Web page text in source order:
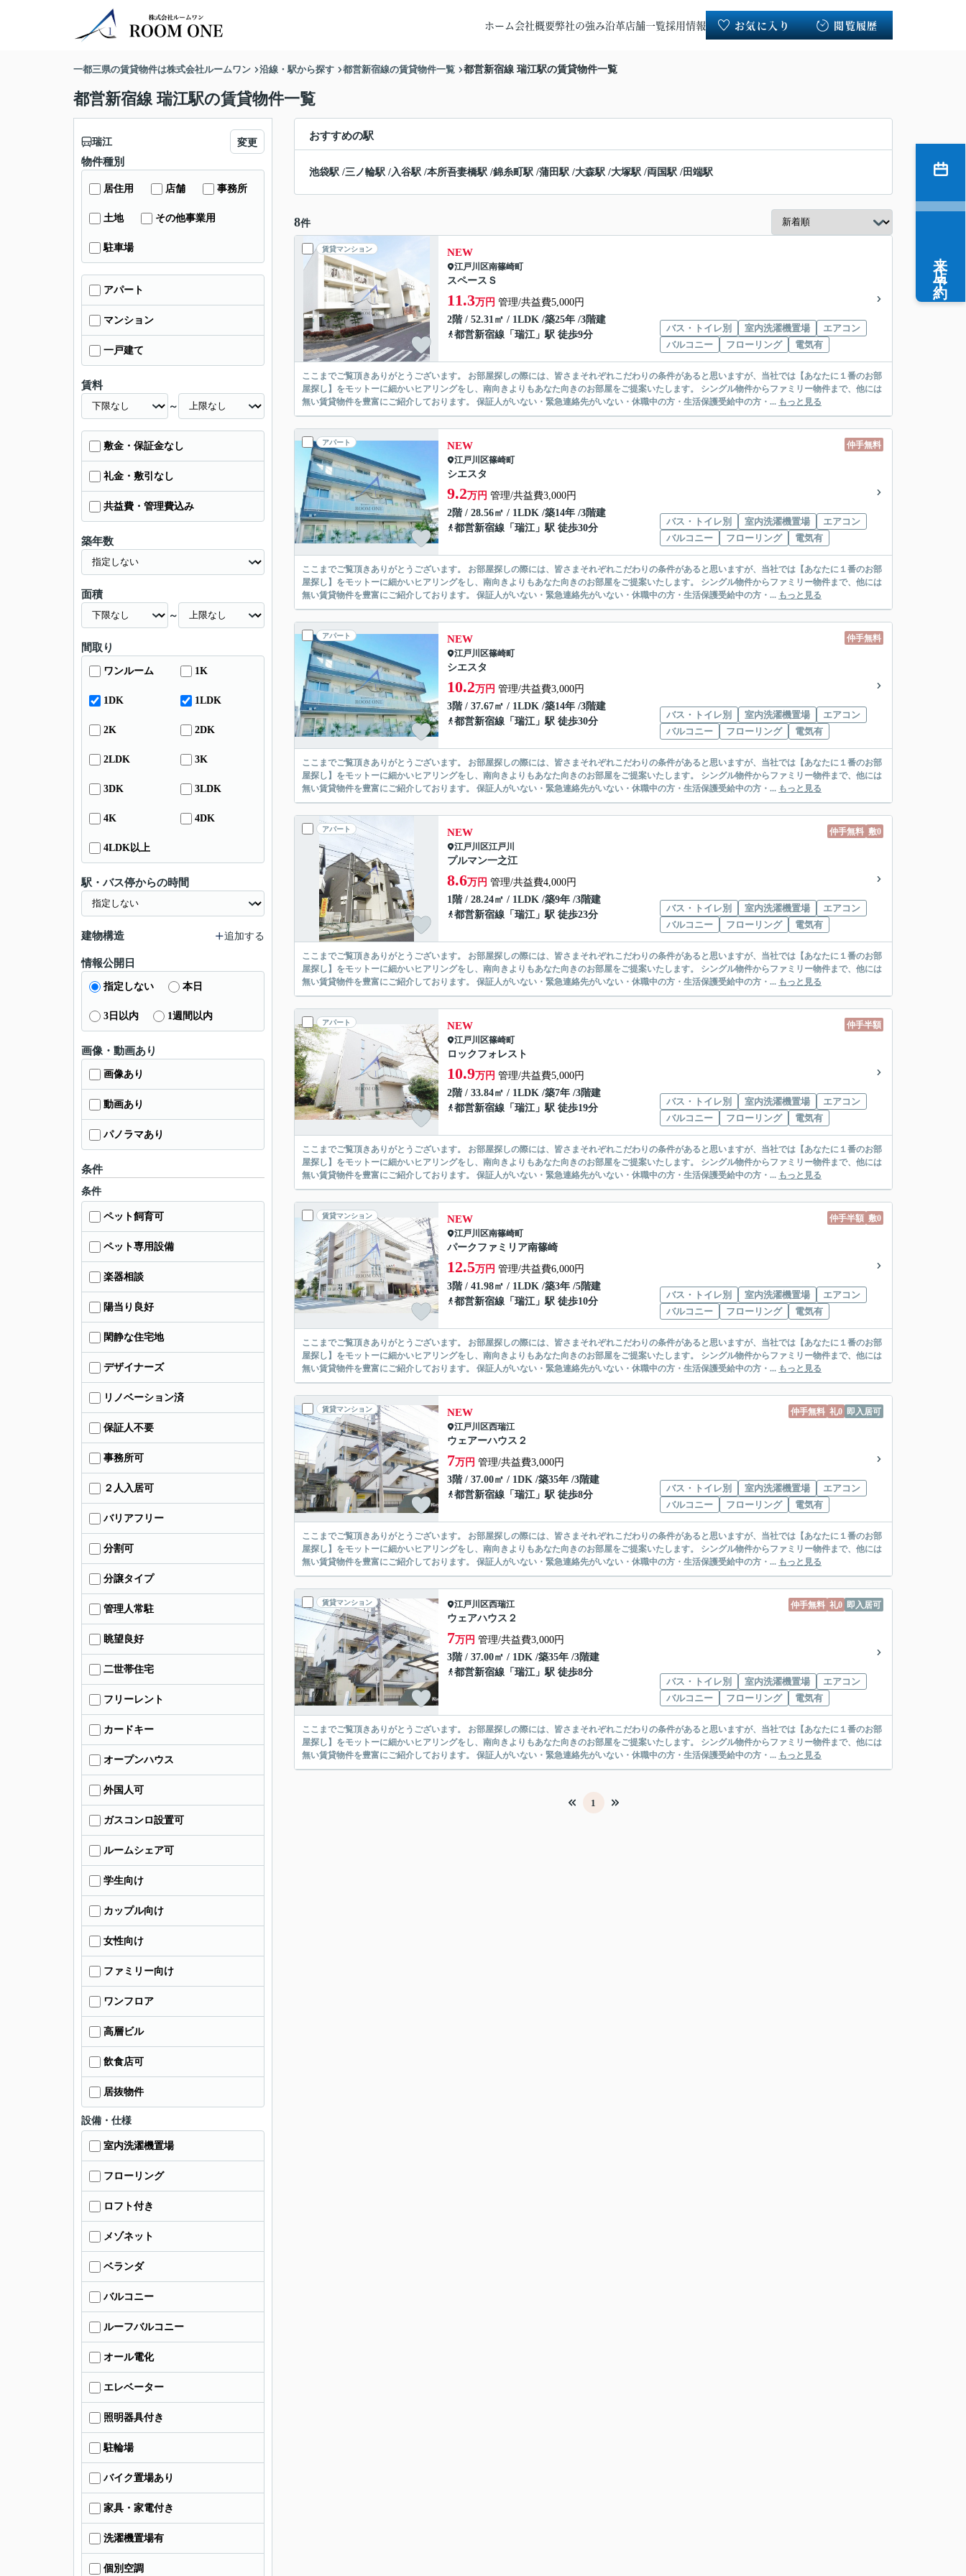
ホーム会社概要弊社の強み沿革店舗一覧採用情報 お気に入り 閲覧履歴
一都三県の賃貸物件は株式会社ルームワン 沿線・駅から探す 都営新宿線の賃貸物件一覧 都営新宿線 瑞江駅の賃貸物件一覧
都営新宿線 瑞江駅の賃貸物件一覧
おすすめの駅
池袋駅 /三ノ輪駅 /入谷駅 /本所吾妻橋駅 /錦糸町駅 /蒲田駅 /大森駅 /大塚駅 /両国駅 /田端駅
8件
賃貸マンション NEW
江戸川区南篠崎町
スペースＳ
11.3万円 管理/共益費5,000円
2階 / 52.31㎡ / 1LDK /築25年 /3階建
都営新宿線 「 瑞江」駅 徒歩9分
バス・トイレ別 室内洗濯機置場
エアコン
バルコニー
フローリング 電気有
ここまでご覧頂きありがとうございます。 お部屋探しの際には、皆さまそれぞれこだわりの条件があると思いますが、当社では【あなたに１番のお部
屋探し】をモットーに細かいヒアリングをし、南向きよりもあなた向きのお部屋をご提案いたします。 シングル物件からファミリー物件まで、他には
無い賃貸物件を豊富にご紹介しております。 保証人がいない・緊急連絡先がいない・休職中の方・生活保護受給中の方・... もっと見る
アパート 仲手無料
NEW
江戸川区篠崎町
シエスタ
9.2万円 管理/共益費3,000円
2階 / 28.56㎡ / 1LDK /築14年 /3階建
都営新宿線 「 瑞江」駅 徒歩30分
バス・トイレ別 室内洗濯機置場
エアコン
バルコニー
フローリング 電気有
ここまでご覧頂きありがとうございます。 お部屋探しの際には、皆さまそれぞれこだわりの条件があると思いますが、当社では【あなたに１番のお部
屋探し】をモットーに細かいヒアリングをし、南向きよりもあなた向きのお部屋をご提案いたします。 シングル物件からファミリー物件まで、他には
無い賃貸物件を豊富にご紹介しております。 保証人がいない・緊急連絡先がいない・休職中の方・生活保護受給中の方・... もっと見る
アパート 仲手無料
NEW
江戸川区篠崎町
シエスタ
10.2万円 管理/共益費3,000円
3階 / 37.67㎡ / 1LDK /築14年 /3階建
都営新宿線 「 瑞江」駅 徒歩30分
バス・トイレ別 室内洗濯機置場
エアコン
バルコニー
フローリング 電気有
ここまでご覧頂きありがとうございます。 お部屋探しの際には、皆さまそれぞれこだわりの条件があると思いますが、当社では【あなたに１番のお部
屋探し】をモットーに細かいヒアリングをし、南向きよりもあなた向きのお部屋をご提案いたします。 シングル物件からファミリー物件まで、他には
無い賃貸物件を豊富にご紹介しております。 保証人がいない・緊急連絡先がいない・休職中の方・生活保護受給中の方・... もっと見る
アパート 仲手無料 敷0
NEW
江戸川区江戸川
プルマン一之江
8.6万円 管理/共益費4,000円
1階 / 28.24㎡ / 1LDK /築9年 /3階建
都営新宿線 「 瑞江」駅 徒歩23分
バス・トイレ別 室内洗濯機置場
エアコン
バルコニー
フローリング 電気有
ここまでご覧頂きありがとうございます。 お部屋探しの際には、皆さまそれぞれこだわりの条件があると思いますが、当社では【あなたに１番のお部
屋探し】をモットーに細かいヒアリングをし、南向きよりもあなた向きのお部屋をご提案いたします。 シングル物件からファミリー物件まで、他には
無い賃貸物件を豊富にご紹介しております。 保証人がいない・緊急連絡先がいない・休職中の方・生活保護受給中の方・... もっと見る
アパート 仲手半額
NEW
江戸川区篠崎町
ロックフォレスト
10.9万円 管理/共益費5,000円
2階 / 33.84㎡ / 1LDK /築7年 /3階建
都営新宿線 「 瑞江」駅 徒歩19分
バス・トイレ別 室内洗濯機置場
エアコン
バルコニー
フローリング 電気有
ここまでご覧頂きありがとうございます。 お部屋探しの際には、皆さまそれぞれこだわりの条件があると思いますが、当社では【あなたに１番のお部
屋探し】をモットーに細かいヒアリングをし、南向きよりもあなた向きのお部屋をご提案いたします。 シングル物件からファミリー物件まで、他には
無い賃貸物件を豊富にご紹介しております。 保証人がいない・緊急連絡先がいない・休職中の方・生活保護受給中の方・... もっと見る
賃貸マンション 仲手半額 敷0
NEW
江戸川区南篠崎町
パークファミリア南篠崎
12.5万円 管理/共益費6,000円
3階 / 41.98㎡ / 1LDK /築3年 /5階建
都営新宿線 「 瑞江」駅 徒歩10分
バス・トイレ別 室内洗濯機置場
エアコン
バルコニー
フローリング 電気有
ここまでご覧頂きありがとうございます。 お部屋探しの際には、皆さまそれぞれこだわりの条件があると思いますが、当社では【あなたに１番のお部
屋探し】をモットーに細かいヒアリングをし、南向きよりもあなた向きのお部屋をご提案いたします。 シングル物件からファミリー物件まで、他には
無い賃貸物件を豊富にご紹介しております。 保証人がいない・緊急連絡先がいない・休職中の方・生活保護受給中の方・... もっと見る
賃貸マンション 仲手無料 礼0 即入居可
NEW
江戸川区西瑞江
ウェアーハウス２
7万円 管理/共益費3,000円
3階 / 37.00㎡ / 1DK /築35年 /3階建
都営新宿線 「 瑞江」駅 徒歩8分
バス・トイレ別 室内洗濯機置場
エアコン
バルコニー
フローリング 電気有
ここまでご覧頂きありがとうございます。 お部屋探しの際には、皆さまそれぞれこだわりの条件があると思いますが、当社では【あなたに１番のお部
屋探し】をモットーに細かいヒアリングをし、南向きよりもあなた向きのお部屋をご提案いたします。 シングル物件からファミリー物件まで、他には
無い賃貸物件を豊富にご紹介しております。 保証人がいない・緊急連絡先がいない・休職中の方・生活保護受給中の方・... もっと見る
賃貸マンション 仲手無料 礼0 即入居可
江戸川区西瑞江
ウェアハウス２
7万円 管理/共益費3,000円
3階 / 37.00㎡ / 1DK /築35年 /3階建
都営新宿線 「 瑞江」駅 徒歩8分
バス・トイレ別
室内洗濯機置場
エアコン
バルコニー
フローリング 電気有
ここまでご覧頂きありがとうございます。 お部屋探しの際には、皆さまそれぞれこだわりの条件があると思いますが、当社では【あなたに１番のお部
屋探し】をモットーに細かいヒアリングをし、南向きよりもあなた向きのお部屋をご提案いたします。 シングル物件からファミリー物件まで、他には
無い賃貸物件を豊富にご紹介しております。 保証人がいない・緊急連絡先がいない・休職中の方・生活保護受給中の方・... もっと見る
1
瑞江 変更
物件種別
居住用 店舗 事務所
土地 その他事業用
駐車場
アパート
マンション
一戸建て
賃料
～
敷金・保証金なし
礼金・敷引なし
共益費・管理費込み
築年数
面積
～
間取り
ワンルーム 1K
1DK 1LDK
2K 2DK
2LDK 3K
3DK 3LDK
4K 4DK
4LDK以上
駅・バス停からの時間
建物構造 追加する
情報公開日
指定しない 本日
3日以内 1週間以内
画像・動画あり
画像あり
動画あり
パノラマあり
条件
条件
ペット飼育可
ペット専用設備
楽器相談
陽当り良好
閑静な住宅地
デザイナーズ
リノベーション済
保証人不要
事務所可
２人入居可
バリアフリー
分割可
分譲タイプ
管理人常駐
眺望良好
二世帯住宅
フリーレント
カードキー
オープンハウス
外国人可
ガスコンロ設置可
ルームシェア可
学生向け
カップル向け
女性向け
ファミリー向け
ワンフロア
高層ビル
飲食店可
居抜物件
設備・仕様
室内洗濯機置場
フローリング
ロフト付き
メゾネット
ベランダ
バルコニー
ルーフバルコニー
オール電化
エレベーター
照明器具付き
駐輪場
バイク置場あり
家具・家電付き
洗濯機置場有
個別空調
来店予約